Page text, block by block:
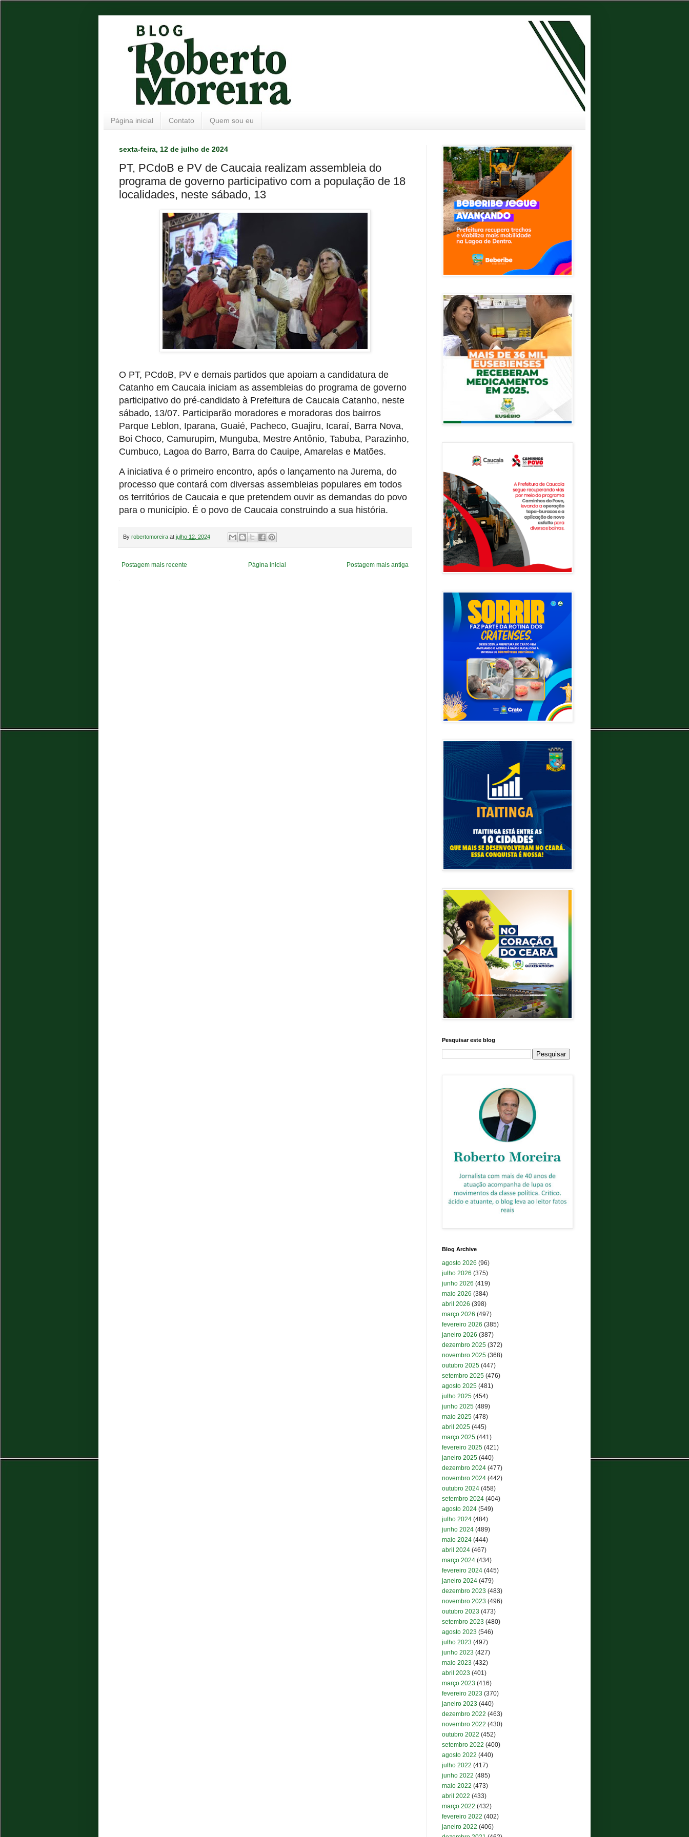
Página inicial Contato Quem sou eu
sexta-feira, 12 de julho de 2024
PT, PCdoB e PV de Caucaia realizam assembleia do
programa de governo participativo com a população de 18
localidades, neste sábado, 13
O PT, PCdoB, PV e demais partidos que apoiam a candidatura de
Catanho em Caucaia iniciam as assembleias do programa de governo
participativo do pré-candidato à Prefeitura de Caucaia Catanho, neste
sábado, 13/07. Participarão moradores e moradoras dos bairros
Parque Leblon, Iparana, Guaié, Pacheco, Guajiru, Icaraí, Barra Nova,
Boi Choco, Camurupim, Munguba, Mestre Antônio, Tabuba, Parazinho,
Cumbuco, Lagoa do Barro, Barra do Cauipe, Amarelas e Matões.
A iniciativa é o primeiro encontro, após o lançamento na Jurema, do
processo que contará com diversas assembleias populares em todos
os territórios de Caucaia e que pretendem ouvir as demandas do povo
para o município. É o povo de Caucaia construindo a sua história.
By robertomoreira at julho 12, 2024
Postagem mais recente Postagem mais antiga
Página inicial
.
Pesquisar este blog
Blog Archive
agosto 2026 (96)
julho 2026 (375)
junho 2026 (419)
maio 2026 (384)
abril 2026 (398)
março 2026 (497)
fevereiro 2026 (385)
janeiro 2026 (387)
dezembro 2025 (372)
novembro 2025 (368)
outubro 2025 (447)
setembro 2025 (476)
agosto 2025 (481)
julho 2025 (454)
junho 2025 (489)
maio 2025 (478)
abril 2025 (445)
março 2025 (441)
fevereiro 2025 (421)
janeiro 2025 (440)
dezembro 2024 (477)
novembro 2024 (442)
outubro 2024 (458)
setembro 2024 (404)
agosto 2024 (549)
julho 2024 (484)
junho 2024 (489)
maio 2024 (444)
abril 2024 (467)
março 2024 (434)
fevereiro 2024 (445)
janeiro 2024 (479)
dezembro 2023 (483)
novembro 2023 (496)
outubro 2023 (473)
setembro 2023 (480)
agosto 2023 (546)
julho 2023 (497)
junho 2023 (427)
maio 2023 (432)
abril 2023 (401)
março 2023 (416)
fevereiro 2023 (370)
janeiro 2023 (440)
dezembro 2022 (463)
novembro 2022 (430)
outubro 2022 (452)
setembro 2022 (400)
agosto 2022 (440)
julho 2022 (417)
junho 2022 (485)
maio 2022 (473)
abril 2022 (433)
março 2022 (432)
fevereiro 2022 (402)
janeiro 2022 (406)